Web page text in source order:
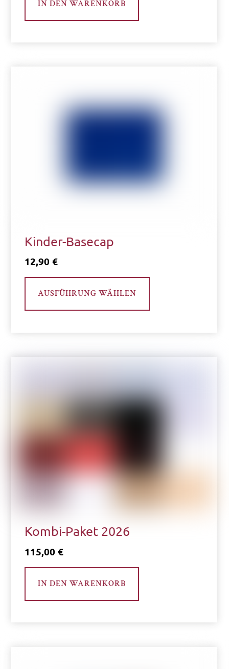
IN DEN WARENKORB
Kinder-Basecap
12,90 €
AUSFÜHRUNG WÄHLEN
weist
Optionen
können
gewählt
werden
Kombi-Paket 2026
115,00 €
IN DEN WARENKORB